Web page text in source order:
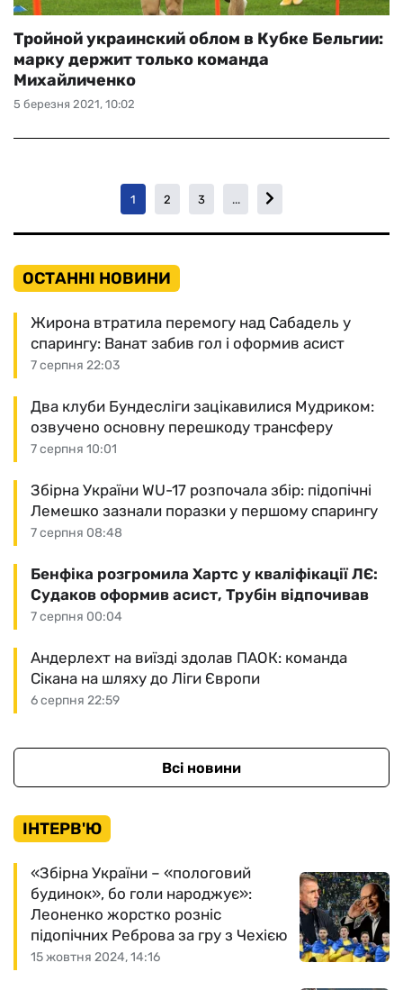
5 березня 2021, 10:02
Тройной украинский облом в Кубке Бельгии:
марку держит только команда
Михайличенко
1 2 3 ...
ОСТАННІ НОВИНИ
7 серпня 22:03
Жирона втратила перемогу над Сабадель у
спарингу: Ванат забив гол і оформив асист
7 серпня 10:01
Два клуби Бундесліги зацікавилися Мудриком:
озвучено основну перешкоду трансферу
7 серпня 08:48
Збірна України WU-17 розпочала збір: підопічні
Лемешко зазнали поразки у першому спарингу
7 серпня 00:04
Бенфіка розгромила Хартс у кваліфікації ЛЄ:
Судаков оформив асист, Трубін відпочивав
6 серпня 22:59
Андерлехт на виїзді здолав ПАОК: команда
Сікана на шляху до Ліги Європи
Всі новини
ІНТЕРВ'Ю
15 жовтня 2024, 14:16
«Збірна України – «пологовий
будинок», бо голи народжує»:
Леоненко жорстко розніс
підопічних Реброва за гру з Чехією